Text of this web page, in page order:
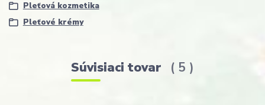
Pleťová kozmetika
Pleťové krémy
Súvisiaci tovar 5